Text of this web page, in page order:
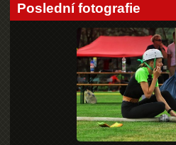
Poslední fotografie